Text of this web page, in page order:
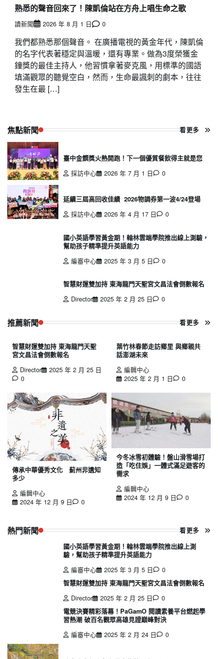
熟悉的聲音回來了！陳凱倫站在方舟上唱生命之歌
讀新聞 2026 年 8 月 1 日 0
我們都熟悉那個聲音。 在廣播電視的黃金年代，陳凱倫
的名字代表著穩定與溫暖，還有專業。做為3度榮獲金
鐘獎的最佳主持人，他習慣拿著麥克風，用標準的國語
填滿觀眾的聽覺空白，然而，生命最諷刺的劇本，往往
發生在最 […]
焦點新聞 看更多
臺中金饌獎火熱開跑！下一個優質餐飲得主就是您
採訪中心
2026 年 7 月 1 日 0
延續三屆高回收佳績 2026物調券第一波4/24登場
採訪中心
2026 年 4 月 17 日 0
國小英語學習黃金期！翰林雲端學院推出線上測驗，
幫助孩子精準提升英語能力
編審中心
2025 年 3 月 5 日 0
智慧財運雙加持 東海龍門天聖宮文昌法會倒數報名
Director
2025 年 2 月 25 日 0
推薦新聞 看更多
智慧財運雙加持 東海龍門天聖
宮文昌法會倒數報名
Director
2025 年 2 月 25 日
0
葉竹林春節走訪鄉里 與鄉親共
話澎湖未來
編輯中心
2025 年 2 月 1 日
0
傳承中華優秀文化 薊州非遺知
多少
編輯中心
2024 年 12 月 9 日
0
今冬冰雪初體驗！盤山滑雪場打
造「吃住娛」一體式滿足遊客的
需求
編輯中心
2024 年 12 月 9 日
0
熱門新聞 看更多
國小英語學習黃金期！翰林雲端學院推出線上測
驗，幫助孩子精準提升英語能力
編審中心
2025 年 3 月 5 日
0
智慧財運雙加持 東海龍門天聖宮文昌法會倒數報名
Director
2025 年 2 月 25 日
0
電競決賽精彩落幕！PaGamO 閱讀素養平台燃起學
習熱潮 破百名觀眾高雄見證巔峰對決
編審中心
2025 年 2 月 24 日 0